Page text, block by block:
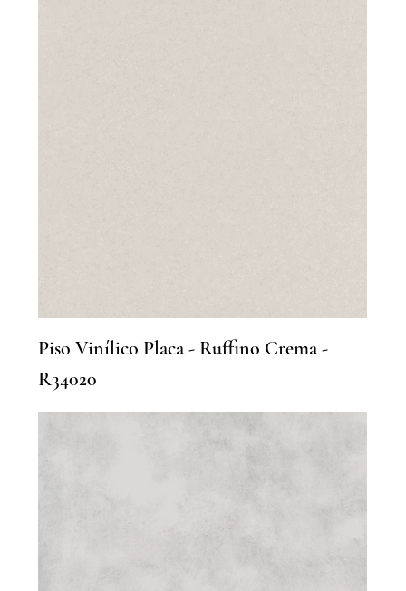
Piso Vinílico Placa - Ruffino Crema -
R34020